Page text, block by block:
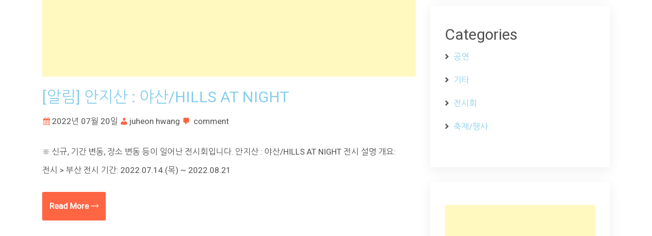
[알림] 안지산 : 야산/HILLS AT NIGHT
2022년 07월 20일 juheon hwang comment
※ 신규, 기간 변동, 장소 변동 등이 일어난 전시회입니다. 안지산 : 야산/HILLS AT NIGHT 전시 설명 개요:
전시 > 부산 전시 기간: 2022.07.14.(목) ~ 2022.08.21
Read More →
Categories
공연
기타
전시회
축제/행사